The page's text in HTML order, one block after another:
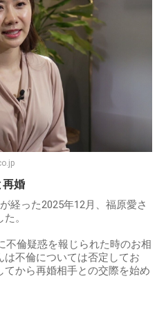
再婚
経った2025年12月、福原愛さ
。
不倫疑惑を報じられた時のお相
不倫については否定してお
てから再婚相手との交際を始め